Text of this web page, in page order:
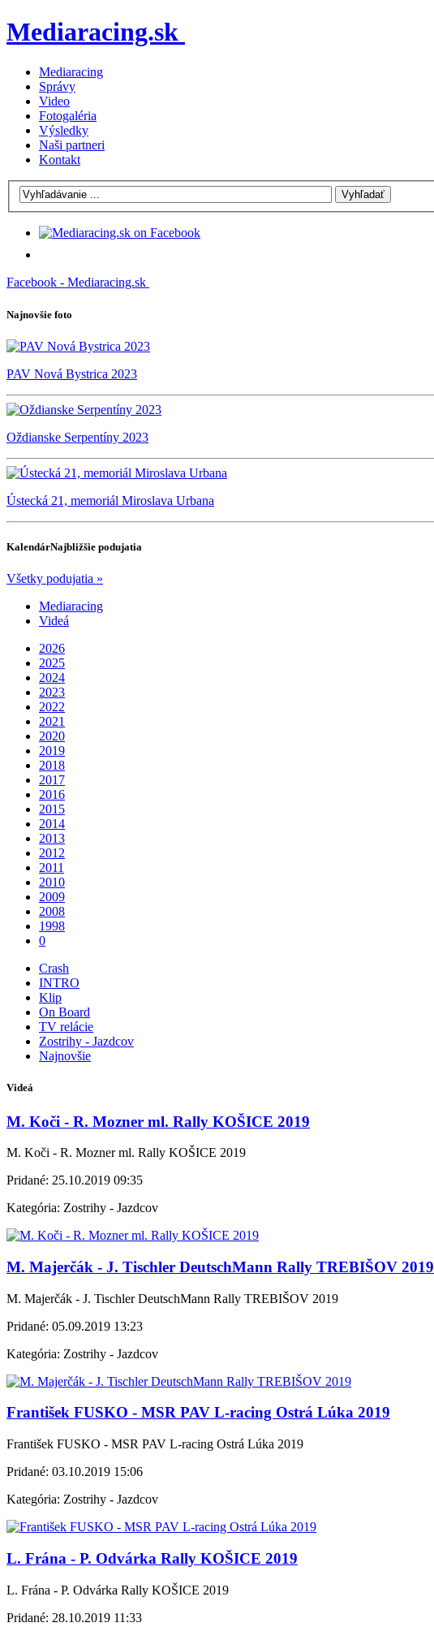
Mediaracing.sk
Mediaracing
Správy
Video
Fotogaléria
Výsledky
Naši partneri
Kontakt
Facebook - Mediaracing.sk
Najnovšie foto
PAV Nová Bystrica 2023
Oždianske Serpentíny 2023
Ústecká 21, memoriál Miroslava Urbana
KalendárNajbližšie podujatia
Všetky podujatia »
Mediaracing
Videá
2026
2025
2024
2023
2022
2021
2020
2019
2018
2017
2016
2015
2014
2013
2012
2011
2010
2009
2008
1998
0
Crash
INTRO
Klip
On Board
TV relácie
Zostrihy - Jazdcov
Najnovšie
Videá
M. Koči - R. Mozner ml. Rally KOŠICE 2019
M. Koči - R. Mozner ml. Rally KOŠICE 2019
Pridané: 25.10.2019 09:35
Kategória: Zostrihy - Jazdcov
M. Majerčák - J. Tischler DeutschMann Rally TREBIŠOV 2019
M. Majerčák - J. Tischler DeutschMann Rally TREBIŠOV 2019
Pridané: 05.09.2019 13:23
Kategória: Zostrihy - Jazdcov
František FUSKO - MSR PAV L-racing Ostrá Lúka 2019
František FUSKO - MSR PAV L-racing Ostrá Lúka 2019
Pridané: 03.10.2019 15:06
Kategória: Zostrihy - Jazdcov
L. Frána - P. Odvárka Rally KOŠICE 2019
L. Frána - P. Odvárka Rally KOŠICE 2019
Pridané: 28.10.2019 11:33